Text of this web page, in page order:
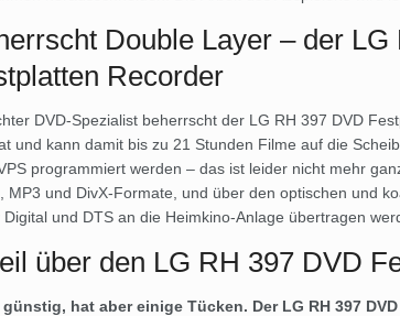
Double Layer – der LG
Recorder
DVD-Spezialist beherrscht der LG RH 397 DVD
und kann damit bis zu 21 Stunden Filme auf die
programmiert werden – das ist leider nicht mehr
MP3 und DivX-Formate, und über den optischen und
Digital und DTS an die Heimkino-Anlage übertragen
über den LG RH 397 DVD
günstig, hat aber einige Tücken. Der LG RH 397